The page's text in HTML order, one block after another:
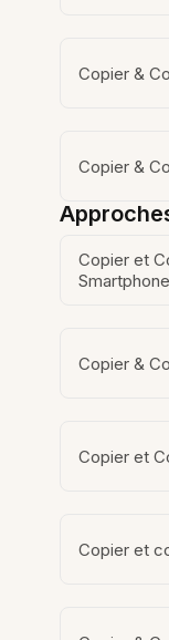
Copier &
Copier &
Copier et
Smartphone
Copier &
Copier et
Copier et